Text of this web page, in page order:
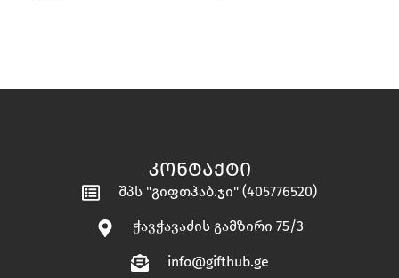
ᲙᲝᲜᲢᲐᲥᲢᲘ
შპს "გიფთჰაბ.ჯი" (405776520)
ჭავჭავაძის გამზირი 75/3
info@gifthub.ge